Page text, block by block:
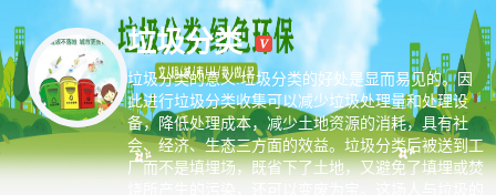
绿色环保从
我做起
垃圾分类
垃圾分类的意义:垃圾分类的好处是显而易见的。因
此进行垃圾分类收集可以减少垃圾处理量和处理设
备，降低处理成本，减少土地资源的消耗，具有社
会、经济、生态三方面的效益。垃圾分类后被送到工
厂而不是填埋场，既省下了土地，又避免了填埋或焚